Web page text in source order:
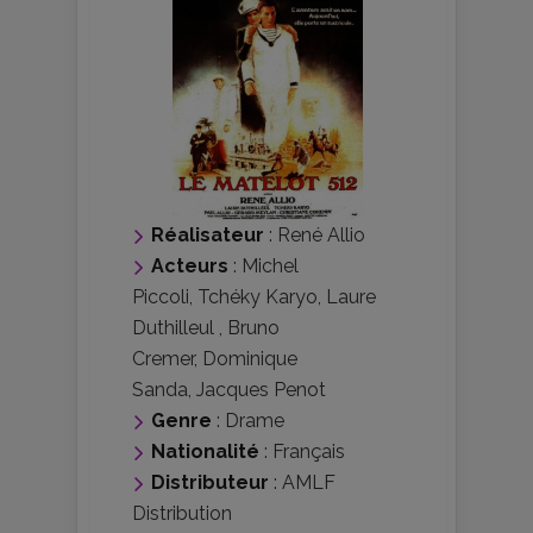
Réalisateur : René Allio
Acteurs : Michel
Piccoli, Tchéky Karyo, Laure
Duthilleul , Bruno
Cremer, Dominique
Sanda, Jacques Penot
Genre : Drame
Nationalité : Français
Distributeur : AMLF
Distribution